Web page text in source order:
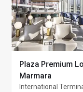
Plaza Premium
Marmara
International